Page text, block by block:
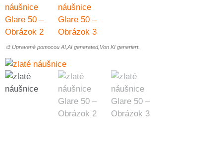
🎨 Upravené pomocou AI,AI generated,Von KI generiert.